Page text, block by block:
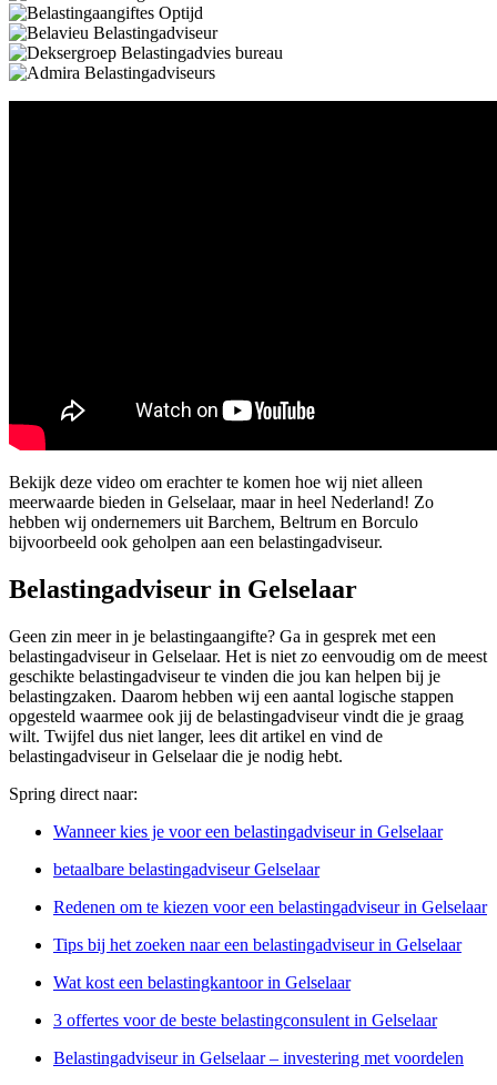
Bekijk deze video om erachter te komen hoe wij niet alleen
meerwaarde bieden in Gelselaar, maar in heel Nederland! Zo
hebben wij ondernemers uit Barchem, Beltrum en Borculo
bijvoorbeeld ook geholpen aan een belastingadviseur.
Belastingadviseur in Gelselaar
Geen zin meer in je belastingaangifte? Ga in gesprek met een
belastingadviseur in Gelselaar. Het is niet zo eenvoudig om de meest
geschikte belastingadviseur te vinden die jou kan helpen bij je
belastingzaken. Daarom hebben wij een aantal logische stappen
opgesteld waarmee ook jij de belastingadviseur vindt die je graag
wilt. Twijfel dus niet langer, lees dit artikel en vind de
belastingadviseur in Gelselaar die je nodig hebt.
Spring direct naar:
Wanneer kies je voor een belastingadviseur in Gelselaar
betaalbare belastingadviseur Gelselaar
Redenen om te kiezen voor een belastingadviseur in Gelselaar
Tips bij het zoeken naar een belastingadviseur in Gelselaar
Wat kost een belastingkantoor in Gelselaar
3 offertes voor de beste belastingconsulent in Gelselaar
Belastingadviseur in Gelselaar – investering met voordelen